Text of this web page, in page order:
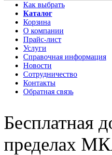
Как выбрать
Каталог
Корзина
О компании
Прайс-лист
Услуги
Справочная информация
Новости
Сотрудничество
Контакты
Обратная связь
Бесплатная
пределах